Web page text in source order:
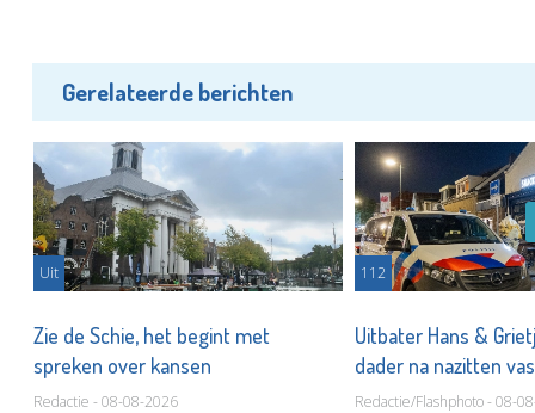
Gerelateerde berichten
Uit
Zie de Schie, het begint met
spreken over kansen
Redactie - 08-08-2026
112
Uitbater Hans &
dader na nazitten
Redactie/Flashphoto - 08-